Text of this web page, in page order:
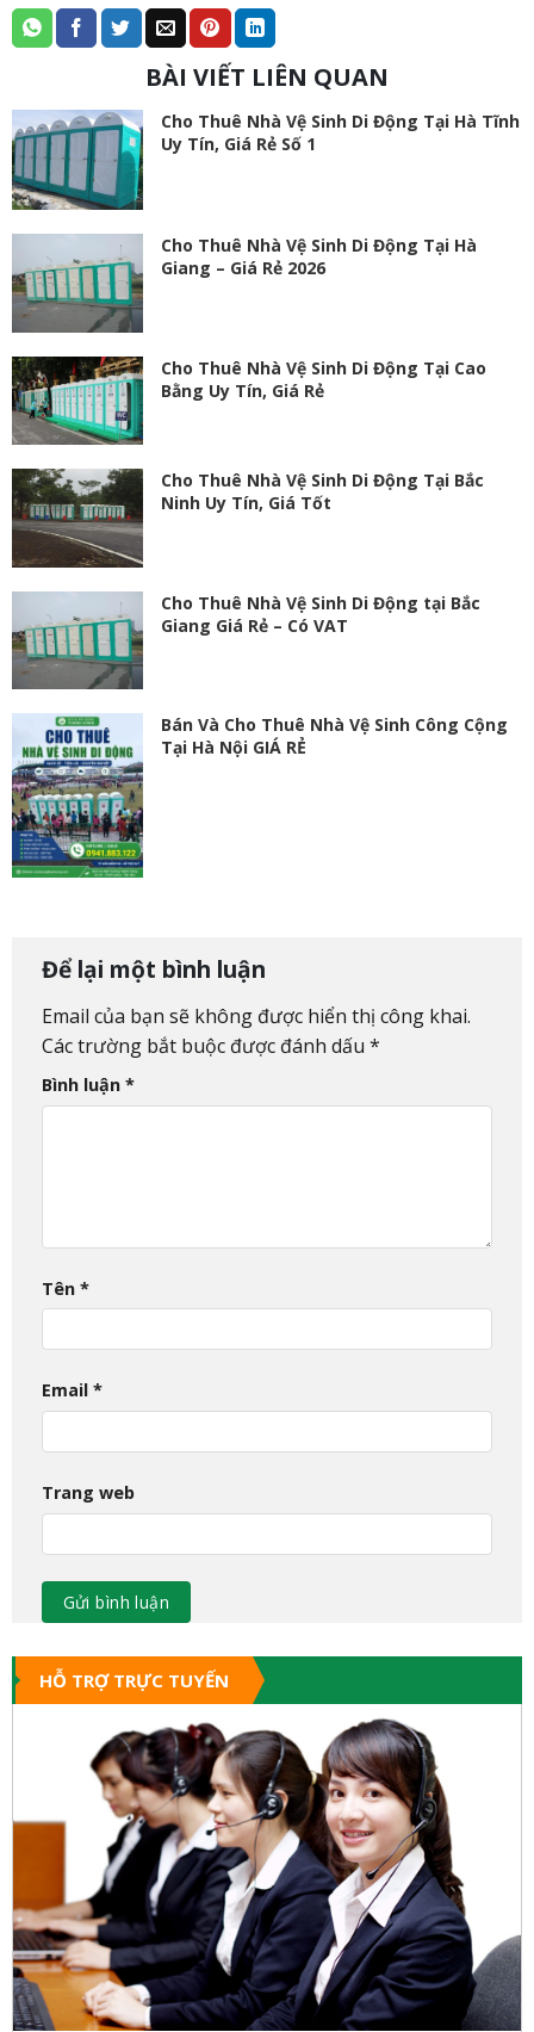
BÀI VIẾT LIÊN QUAN
Cho Thuê Nhà Vệ Sinh Di Động Tại Hà Tĩnh
Uy Tín, Giá Rẻ Số 1
Cho Thuê Nhà Vệ Sinh Di Động Tại Hà
Giang – Giá Rẻ 2026
Cho Thuê Nhà Vệ Sinh Di Động Tại Cao
Bằng Uy Tín, Giá Rẻ
Cho Thuê Nhà Vệ Sinh Di Động Tại Bắc
Ninh Uy Tín, Giá Tốt
Cho Thuê Nhà Vệ Sinh Di Động tại Bắc
Giang Giá Rẻ – Có VAT
Bán Và Cho Thuê Nhà Vệ Sinh Công Cộng
Tại Hà Nội GIÁ RẺ
Để lại một bình luận
Email của bạn sẽ không được hiển thị công khai.
Các trường bắt buộc được đánh dấu *
Bình luận *
Tên *
Email *
Trang web
HỖ TRỢ TRỰC TUYẾN